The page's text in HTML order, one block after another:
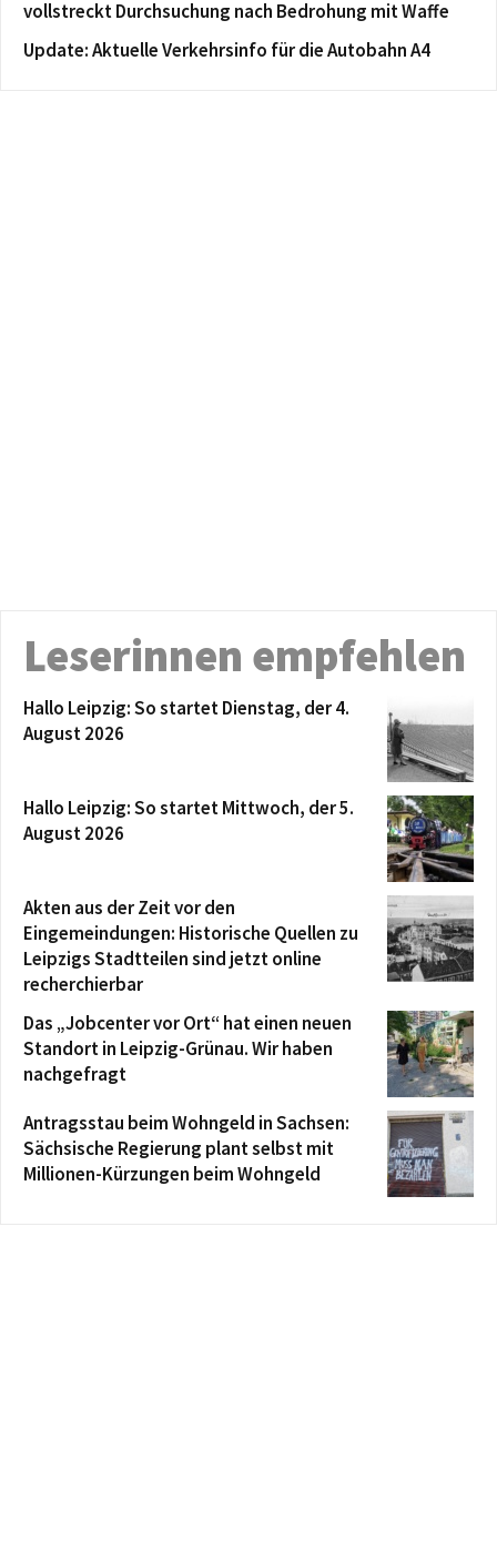
vollstreckt Durchsuchung nach Bedrohung mit Waffe
Update: Aktuelle Verkehrsinfo für die Autobahn A4
Leserinnen empfehlen
Hallo Leipzig: So startet Dienstag, der 4.
August 2026
Hallo Leipzig: So startet Mittwoch, der 5.
August 2026
Akten aus der Zeit vor den
Eingemeindungen: Historische Quellen zu
Leipzigs Stadtteilen sind jetzt online
recherchierbar
Das „Jobcenter vor Ort“ hat einen neuen
Standort in Leipzig-Grünau. Wir haben
nachgefragt
Antragsstau beim Wohngeld in Sachsen:
Sächsische Regierung plant selbst mit
Millionen-Kürzungen beim Wohngeld